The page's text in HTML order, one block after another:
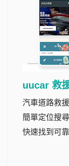
uucar 救
汽車道路救
簡單定位搜尋
快速找到可